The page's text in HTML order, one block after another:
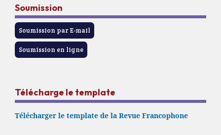
Soumission
Soumission par E-mail
Soumission en ligne
Télécharge le template
Télécharger le template de la Revue Francophone